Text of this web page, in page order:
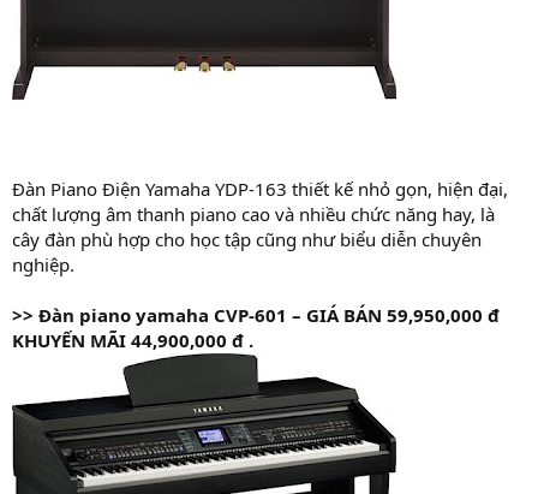
Đàn Piano Điện Yamaha YDP-163 thiết kế nhỏ gọn, hiện đại,
chất lượng âm thanh piano cao và nhiều chức năng hay, là
cây đàn phù hợp cho học tập cũng như biểu diễn chuyên
nghiệp.
>> Đàn piano yamaha CVP-601 – GIÁ BÁN 59,950,000 đ
KHUYẾN MÃI 44,900,000 đ .